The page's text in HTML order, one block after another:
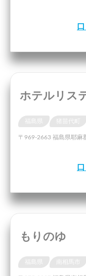
ホテルリス
猪苗代町
〒969-2663 福島県耶麻
もりのゆ